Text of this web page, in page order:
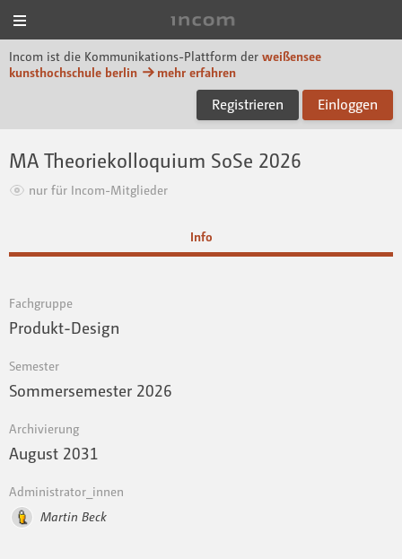
Incom ist die Kommunikations-Plattform der weißensee
kunsthochschule berlin
mehr erfahren
Registrieren Einloggen
MA Theoriekolloquium SoSe 2026
nur für Incom-Mitglieder
Info
Fachgruppe
Produkt-Design
Semester
Sommersemester 2026
Archivierung
August 2031
Administrator_innen
Martin Beck